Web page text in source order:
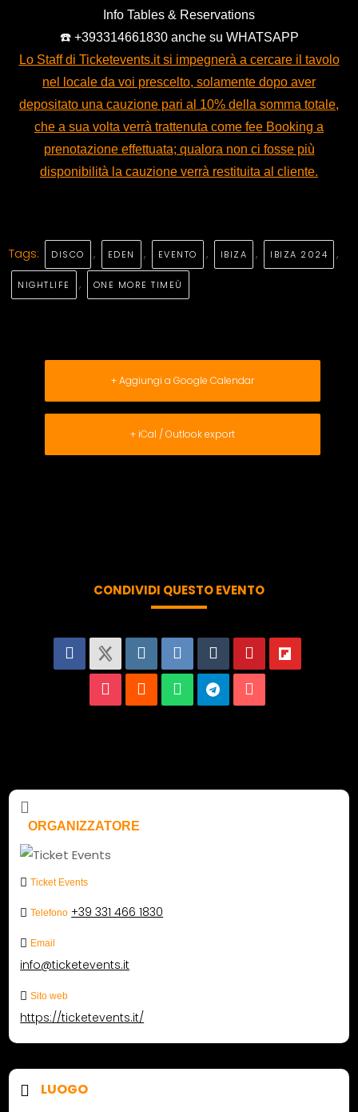
Info Tables & Reservations
☎️ +393314661830 anche su WHATSAPP
Lo Staff di Ticketevents.it si impegnerà a cercare il tavolo
nel locale da voi prescelto, solamente dopo aver
depositato una cauzione pari al 10% della somma totale,
che a sua volta verrà trattenuta come fee Booking a
prenotazione effettuata; qualora non ci fosse più
disponibilità la cauzione verrà restituita al cliente.
Tags: DISCO , EDEN , EVENTO , IBIZA , IBIZA 2024 ,
NIGHTLIFE , ONE MORE TIMEÙ
+ Aggiungi a Google Calendar
+ iCal / Outlook export
CONDIVIDI QUESTO EVENTO
ORGANIZZATORE
Ticket Events
Telefono +39 331 466 1830
Email
info@ticketevents.it
Sito web
https://ticketevents.it/
LUOGO